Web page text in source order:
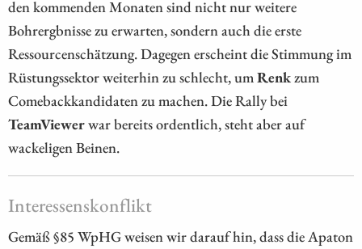
den kommenden Monaten sind nicht nur weitere
Bohrergbnisse zu erwarten, sondern auch die erste
Ressourcenschätzung. Dagegen erscheint die Stimmung im
Rüstungssektor weiterhin zu schlecht, umRenkzum
Comebackkandidaten zu machen. Die Rally bei
TeamViewerwar bereits ordentlich, steht aber auf
wackeligen Beinen.
Interessenskonflikt
Gemäß §85 WpHG weisen wir darauf hin, dass die Apaton